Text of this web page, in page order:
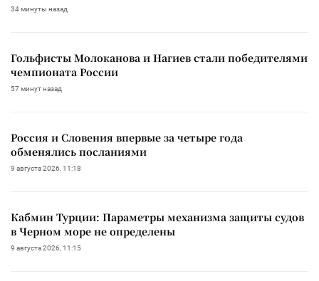
34 минуты назад
Гольфисты Молоканова и Нагиев стали победителями
чемпионата России
57 минут назад
Россия и Словения впервые за четыре года
обменялись посланиями
9 августа 2026, 11:18
Кабмин Турции: Параметры механизма защиты судов
в Черном море не определены
9 августа 2026, 11:15